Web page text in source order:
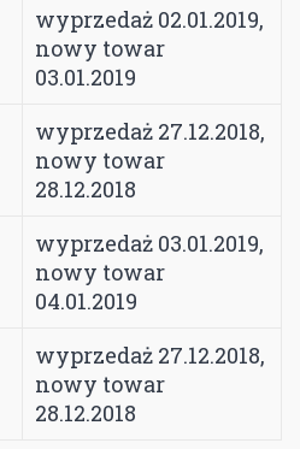
wyprzedaż 02.01.2019,
nowy towar
03.01.2019
wyprzedaż 27.12.2018,
nowy towar
28.12.2018
wyprzedaż 03.01.2019,
nowy towar
04.01.2019
wyprzedaż 27.12.2018,
nowy towar
28.12.2018